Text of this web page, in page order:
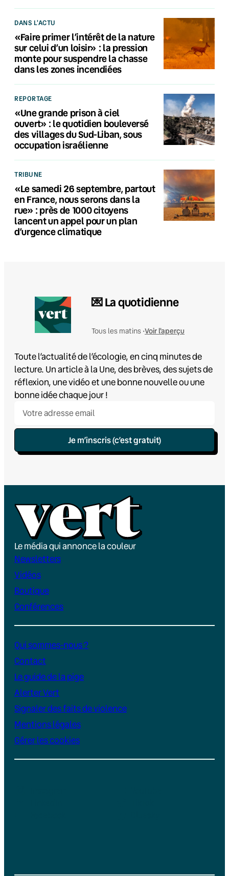
DANS L'ACTU
«Faire primer l’intérêt de la nature
sur celui d’un loisir» : la pression
monte pour suspendre la chasse
dans les zones incendiées
REPORTAGE
«Une grande prison à ciel
ouvert» : le quotidien bouleversé
des villages du Sud-Liban, sous
occupation israélienne
TRIBUNE
«Le samedi 26 septembre, partout
en France, nous serons dans la
rue» : près de 1000 citoyens
lancent un appel pour un plan
d’urgence climatique
💌 La quotidienne
Tous les matins •Voir l'aperçu
Toute l’actualité de l’écologie, en cinq minutes de
lecture. Un article à la Une, des brèves, des sujets de
réflexion, une vidéo et une bonne nouvelle ou une
bonne idée chaque jour !
Je m’inscris (c’est gratuit)
Le média qui annonce la couleur
Newsletters
Vidéos
Boutique
Conférences
Qui sommes-nous ?
Contact
Le guide de la pige
Alerter Vert
Signaler des faits de violence
Mentions légales
Gérer les cookies